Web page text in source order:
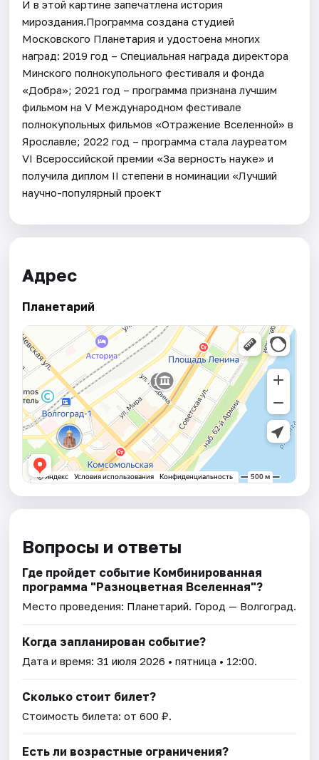
И в этой картине запечатлена история
мироздания.Программа создана студией
Московского Планетария и удостоена многих
наград: 2019 год – Специальная награда директора
Минского полнокупольного фестиваля и фонда
«Добра»; 2021 год – программа признана лучшим
фильмом на V Международном фестивале
полнокупольных фильмов «Отражение Вселенной» в
Ярославле; 2022 год – программа стала лауреатом
VI Всероссийской премии «За верность науке» и
получила диплом II степени в номинации «Лучший
научно-популярный проект
Адрес
Планетарий
Вопросы и ответы
Где пройдет событие Комбинированная
программа "Разноцветная Вселенная"?
Место проведения: Планетарий. Город — Волгоград.
Когда запланирован событие?
Дата и время:31 июля 2026 • пятница • 12:00.
Сколько стоит билет?
Стоимость билета: от 600 ₽.
Есть ли возрастные ограничения?